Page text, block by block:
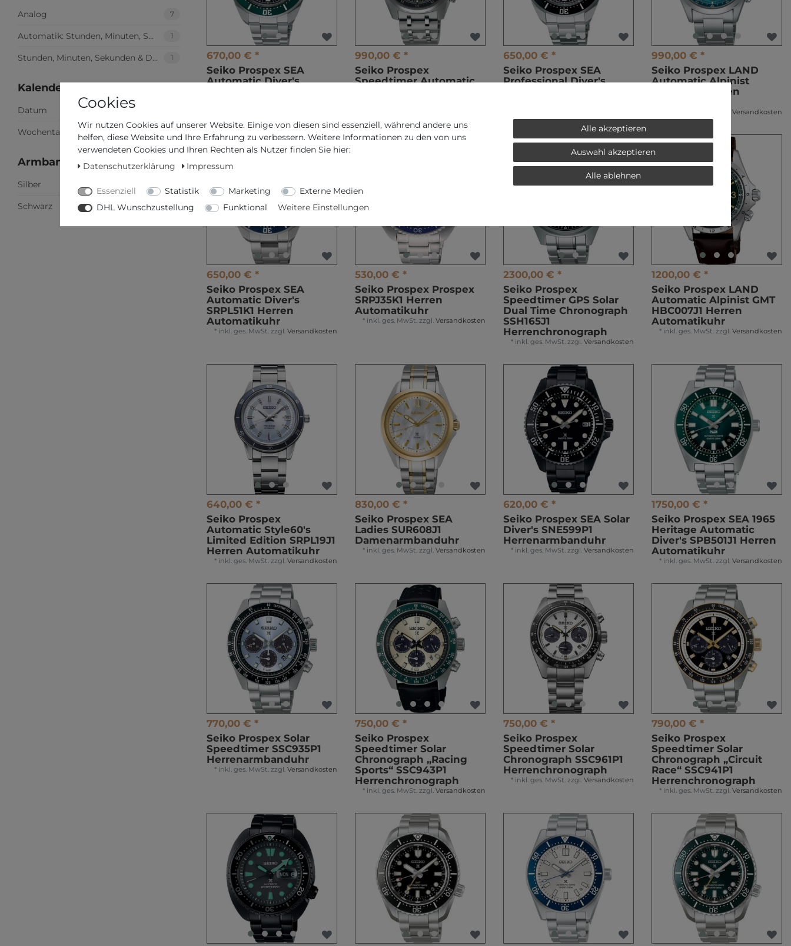
Analog 7
Automatik: Stunden, Minuten, Sekunden 1
Stunden, Minuten, Sekunden & Datum, Wochentag 1
Kalender
Datum
Wochentag + Datum
Armbandfarbe
Silber
Schwarz 2
670,00 € *
Seiko Prospex SEA
Automatic Diver's
990,00 € *
Seiko Prospex
Speedtimer Automatic
650,00 € *
Seiko Prospex SEA
Professional Diver's
990,00 € *
Seiko Prospex LAND
Automatic Alpinist
SPB503J1 Herren
Versandkosten
650,00 € *
Seiko Prospex SEA
Automatic Diver's
SRPL51K1 Herren
Automatikuhr
* inkl. ges. MwSt. zzgl. Versandkosten
530,00 € *
Seiko Prospex Prospex
SRPJ35K1 Herren
Automatikuhr
* inkl. ges. MwSt. zzgl. Versandkosten
2300,00 € *
Seiko Prospex
Speedtimer GPS Solar
Dual Time Chronograph
SSH165J1
Herrenchronograph
* inkl. ges. MwSt. zzgl. Versandkosten
1200,00 € *
Seiko Prospex LAND
Automatic Alpinist GMT
HBC007J1 Herren
Automatikuhr
* inkl. ges. MwSt. zzgl. Versandkosten
640,00 € *
Seiko Prospex
Automatic Style60's
Limited Edition SRPL19J1
Herren Automatikuhr
* inkl. ges. MwSt. zzgl. Versandkosten
830,00 € *
Seiko Prospex SEA
Ladies SUR608J1
Damenarmbanduhr
* inkl. ges. MwSt. zzgl. Versandkosten
620,00 € *
Seiko Prospex SEA Solar
Diver's SNE599P1
Herrenarmbanduhr
* inkl. ges. MwSt. zzgl. Versandkosten
1750,00 € *
Seiko Prospex SEA 1965
Heritage Automatic
Diver's SPB501J1 Herren
Automatikuhr
* inkl. ges. MwSt. zzgl. Versandkosten
770,00 € *
Seiko Prospex Solar
Speedtimer SSC935P1
Herrenarmbanduhr
* inkl. ges. MwSt. zzgl. Versandkosten
750,00 € *
Seiko Prospex
Speedtimer Solar
Chronograph „Racing
Sports“ SSC943P1
Herrenchronograph
* inkl. ges. MwSt. zzgl. Versandkosten
750,00 € *
Seiko Prospex
Speedtimer Solar
Chronograph SSC961P1
Herrenchronograph
* inkl. ges. MwSt. zzgl. Versandkosten
790,00 € *
Seiko Prospex
Speedtimer Solar
Chronograph „Circuit
Race“ SSC941P1
Herrenchronograph
* inkl. ges. MwSt. zzgl. Versandkosten
Cookies
Wir nutzen Cookies auf unserer Website. Einige von diesen sind essenziell, während andere uns
helfen, diese Website und Ihre Erfahrung zu verbessern. Weitere Informationen zu den von uns
verwendeten Cookies und Ihren Rechten als Nutzer finden Sie hier:
Datenschutzerklärung
Impressum
Essenziell Statistik Marketing
Externe Medien
DHL Wunschzustellung
Funktional Weitere Einstellungen
Alle akzeptieren
Auswahl akzeptieren
Alle ablehnen